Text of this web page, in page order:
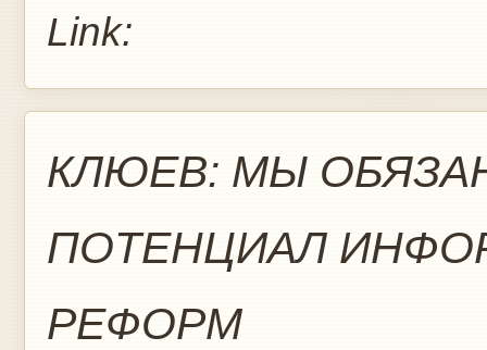
Link:
КЛЮЕВ: МЫ
ПОТЕНЦИАЛ
РЕФОРМ